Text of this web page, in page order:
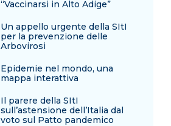
“Vaccinarsi in Alto Adige”
Un appello urgente della SItI
per la prevenzione delle
Arbovirosi
Epidemie nel mondo, una
mappa interattiva
Il parere della SItI
sull’astensione dell’Italia dal
voto sul Patto pandemico